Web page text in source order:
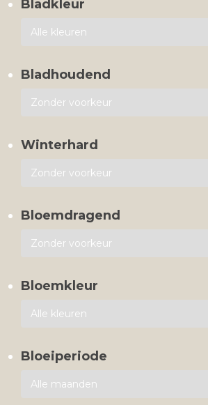
Bladkleur
Bladhoudend
Winterhard
Bloemdragend
Bloemkleur
Bloeiperiode